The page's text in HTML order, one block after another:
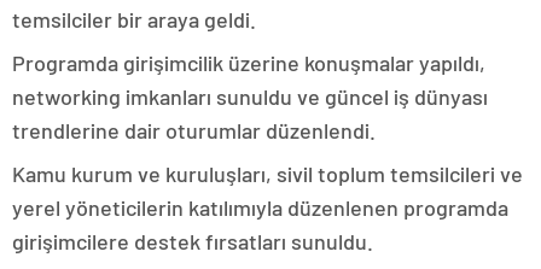
temsilciler bir araya geldi.
Programda girişimcilik üzerine konuşmalar yapıldı,
networking imkanları sunuldu ve güncel iş dünyası
trendlerine dair oturumlar düzenlendi.
Kamu kurum ve kuruluşları, sivil toplum temsilcileri ve
yerel yöneticilerin katılımıyla düzenlenen programda
girişimcilere destek fırsatları sunuldu.